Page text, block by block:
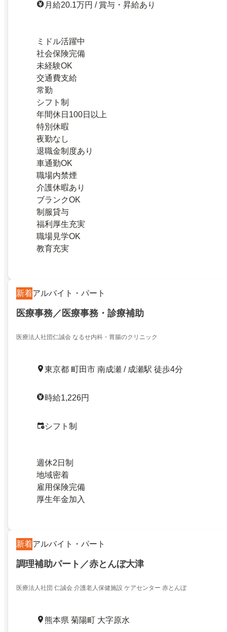
月給20.1万円 / 賞与・昇給あり
ミドル活躍中
社会保険完備
未経験OK
交通費支給
常勤
シフト制
年間休日100日以上
特別休暇
夜勤なし
退職金制度あり
車通勤OK
職場内禁煙
介護休暇あり
ブランクOK
制服貸与
福利厚生充実
職場見学OK
教育充実
新着アルバイト・パート
医療事務／医療事務・診療補助
医療法人社団仁誠会 なるせ内科・胃腸のクリニック
東京都 町田市 南成瀬 / 成瀬駅 徒歩4分
時給1,226円
シフト制
週休2日制
地域密着
雇用保険完備
厚生年金加入
新着アルバイト・パート
調理補助パート／赤とんぼ大津
医療法人社団 仁誠会 介護老人保健施設 ケアセンター 赤とんぼ
熊本県 菊陽町 大字原水